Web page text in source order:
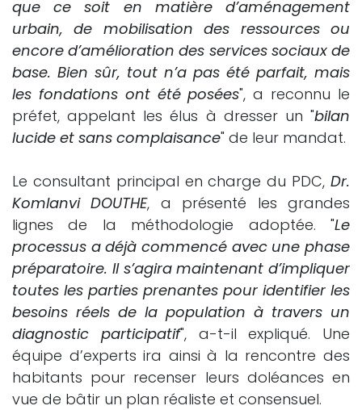
que ce soit en matière d’aménagement
urbain, de mobilisation des ressources ou
encore d’amélioration des services sociaux de
base. Bien sûr, tout n’a pas été parfait, mais
les fondations ont été posées", a reconnu le
préfet, appelant les élus à dresser un "bilan
lucide et sans complaisance" de leur mandat.
Le consultant principal en charge du PDC, Dr.
Komlanvi DOUTHE, a présenté les grandes
lignes de la méthodologie adoptée. "Le
processus a déjà commencé avec une phase
préparatoire. Il s’agira maintenant d’impliquer
toutes les parties prenantes pour identifier les
besoins réels de la population à travers un
diagnostic participatif", a-t-il expliqué. Une
équipe d’experts ira ainsi à la rencontre des
habitants pour recenser leurs doléances en
vue de bâtir un plan réaliste et consensuel.